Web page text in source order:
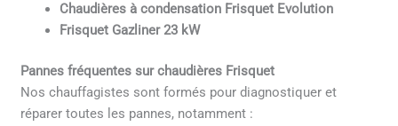
Chaudières à condensation Frisquet Evolution
Frisquet Gazliner 23 kW
Pannes fréquentes sur chaudières Frisquet
Nos chauffagistes sont formés pour diagnostiquer et
réparer toutes les pannes, notamment :